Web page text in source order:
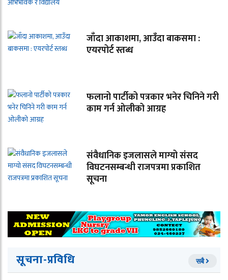
जाँदा आकाशमा, आउँदा बाकसमा :
एयरपोर्ट स्तब्ध
फलानो पार्टीको पत्रकार भनेर चिनिने गरी
काम गर्न ओलीको आग्रह
संवैधानिक इजलासले माग्यो संसद
विघटनसम्बन्धी राजपत्रमा प्रकाशित
सूचना
सूचना-प्रविधि सबै